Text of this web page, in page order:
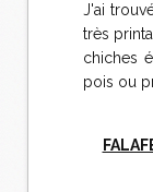
J'ai
très
chiches
pois ou